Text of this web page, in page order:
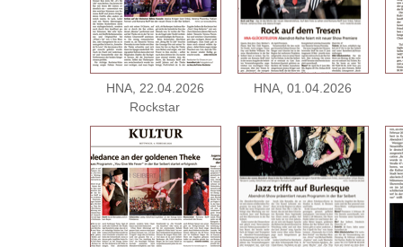
HNA, 22.04.2026
Rockstar
HNA, 01.04.2026